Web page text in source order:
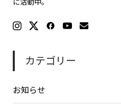
に活動中。
カテゴリー
お知らせ